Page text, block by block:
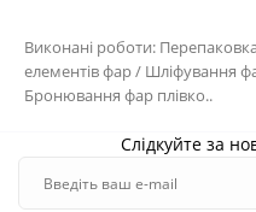
Виконані роботи:
елементів фар / Шліфування
Бронювання фар плівко..
Слідкуйте за